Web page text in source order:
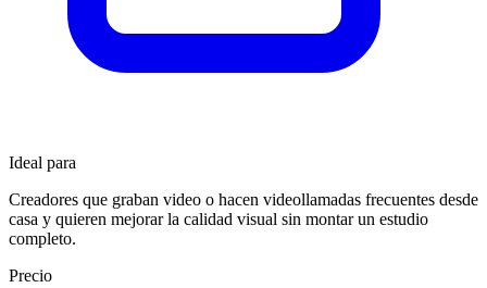
Ideal para
Creadores que graban video o hacen videollamadas frecuentes desde
casa y quieren mejorar la calidad visual sin montar un estudio
completo.
Precio